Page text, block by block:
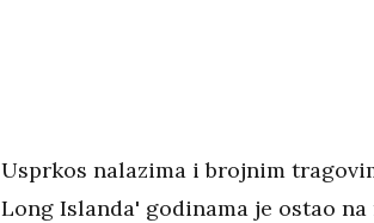
Usprkos nalazima i brojnim
Long Islanda' godinama je ostao